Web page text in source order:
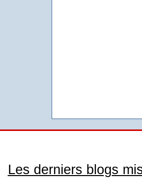
Les derniers blogs